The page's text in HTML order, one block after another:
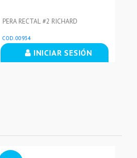
PERA RECTAL #2 RICHARD
COD. 00934
INICIAR SESIÓN